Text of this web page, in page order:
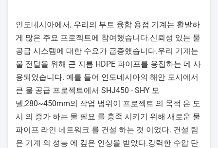
인도네시아에서, 우리의 부트 융합 용접 기계는 활발하
게 많은 주요 프로젝트에 참여했습니다.신뢰성 있는 물
공급 시스템에 대한 수요가 급증했습니다.우리 기계는
물 전달을 위해 큰 지름 HDPE 파이프를 용접하는 데 사
용되었습니다. 예를 들어 인도네시아의 해안 도시에서
큰 물 공급 프로젝트에서 SHJ450 - SHY 모
델,280~450mm의 작업 범위이 프로젝트 의 목적 은 도
시 의 증가 하는 물 필요 를 충족 시키기 위해 새로운 물
파이프 라인 네트워크 를 건설 하는 것 이었다. 건설 팀
은 기계 의 성능 에 깊은 인상을 받았다.강력한 수압 단